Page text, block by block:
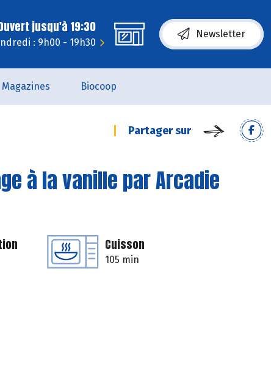
jusqu'à 19:30
: 9h00 - 19h30
Newsletter
Magazines Biocoop
Partager sur
à la vanille par Arcadie
Cuisson
105 min